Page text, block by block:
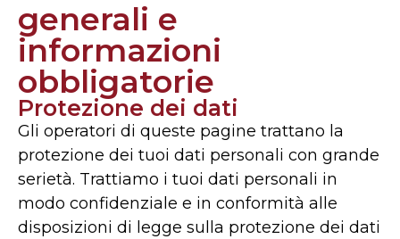
generali e
informazioni
obbligatorie
Protezione dei dati
Gli operatori di queste pagine trattano la
protezione dei tuoi dati personali con grande
serietà. Trattiamo i tuoi dati personali in
modo confidenziale e in conformità alle
disposizioni di legge sulla protezione dei dati